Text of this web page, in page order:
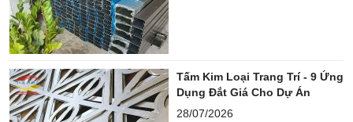
Tấm Kim Loại Trang Trí - 9 Ứng
Dụng Đắt Giá Cho Dự Án
28/07/2026